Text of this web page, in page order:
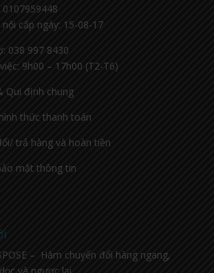
0107959448
cấp ngày: 15-08-17
038 997 8430
9h00 – 17h00 (T2-T6)
Qui định chung
thức thanh toán
trả hàng và hoàn tiền
mật thông tin
– Hàm chuyển đổi hàng ngang,